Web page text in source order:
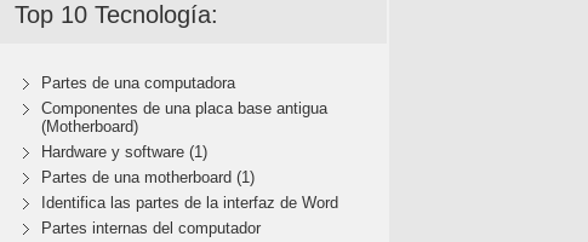
Top 10 Tecnología:
Partes de una computadora
Componentes de una placa base antigua
(Motherboard)
Hardware y software (1)
Partes de una motherboard (1)
Identifica las partes de la interfaz de Word
Partes internas del computador